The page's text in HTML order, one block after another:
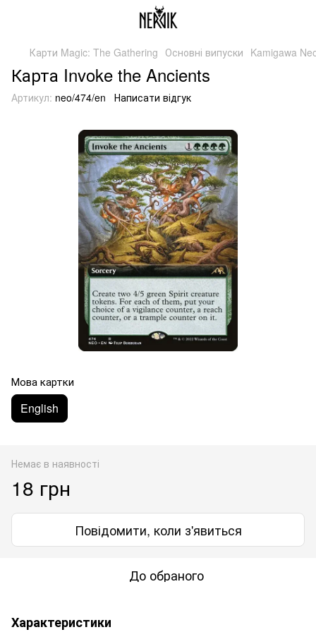
Карти Magic: The Gathering Основні випуски Kamigawa
Карта Invoke the Ancients
Артикул: neo/474/en Написати відгук
Мова картки
English
Немає в наявності
18 грн
Повідомити, коли з'явиться
До обраного
Характеристики